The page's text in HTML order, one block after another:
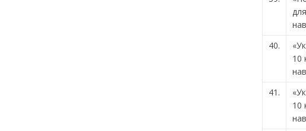
40.
10
41.
10